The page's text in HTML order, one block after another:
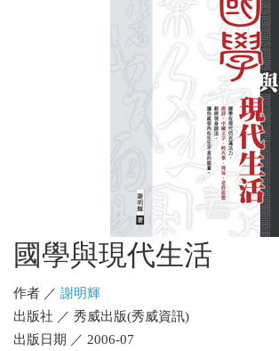
國學與現代生活
作者 ／ 謝明輝
出版社 ／ 秀威出版(秀威資訊)
出版日期 ／ 2006-07